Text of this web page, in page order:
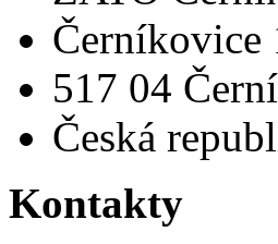
Černíkovice
517 04
Česká
Kontakty